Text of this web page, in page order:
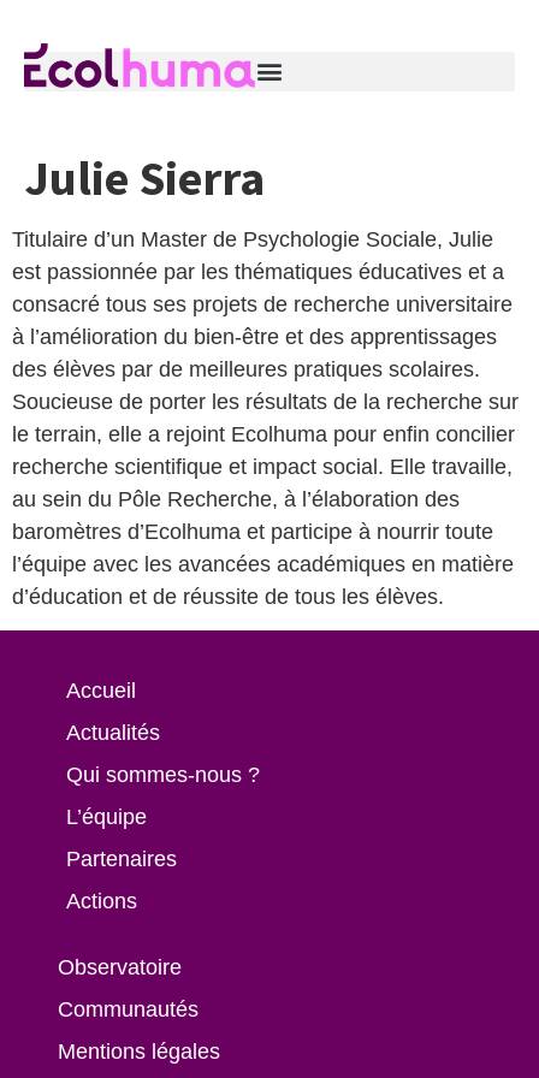
Julie Sierra
Titulaire d’un Master de Psychologie Sociale, Julie
est passionnée par les thématiques éducatives et a
consacré tous ses projets de recherche universitaire
à l’amélioration du bien-être et des apprentissages
des élèves par de meilleures pratiques scolaires.
Soucieuse de porter les résultats de la recherche sur
le terrain, elle a rejoint Ecolhuma pour enfin concilier
recherche scientifique et impact social. Elle travaille,
au sein du Pôle Recherche, à l’élaboration des
baromètres d’Ecolhuma et participe à nourrir toute
l’équipe avec les avancées académiques en matière
d’éducation et de réussite de tous les élèves.
Accueil
Actualités
Qui sommes-nous ?
L’équipe
Partenaires
Actions
Observatoire
Communautés
Mentions légales